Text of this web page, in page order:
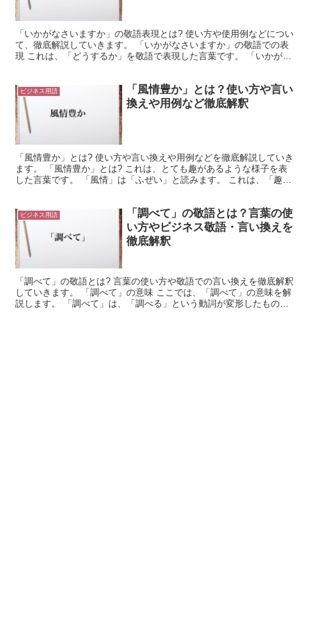
「いかがなさいますか」の敬語表現とは? 使い方や使用例などについ
て、徹底解説していきます。 「いかがなさいますか」の敬語での表
現 これは、「どうするか」を敬語で表現した言葉です。 「いかが」
ビジネス用語
「風情豊か」とは？使い方や言い
換えや用例など徹底解釈
「風情豊か」とは? 使い方や言い換えや用例などを徹底解説していき
ます。 「風情豊か」とは? これは、とても趣があるような様子を表
した言葉です。 「風情」は「ふぜい」と読みます。 これは、「趣」
ビジネス用語
「調べて」の敬語とは？言葉の使
い方やビジネス敬語・言い換えを
徹底解釈
「調べて」の敬語とは? 言葉の使い方や敬語での言い換えを徹底解釈
していきます。 「調べて」の意味 ここでは、「調べて」の意味を解
説します。 「調べて」は、「調べる」という動詞が変形したもので